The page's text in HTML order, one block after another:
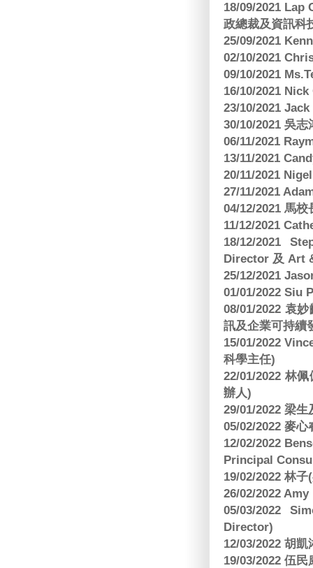
18/09/2021
政總裁及資訊科
25/09/2021
02/10/2021
09/10/2021
16/10/2021
23/10/2021
30/10/2021 吳
06/11/2021
13/11/2021
20/11/2021
27/11/2021
04/12/2021 馬
11/12/2021
18/12/2021
Director 及 Art
25/12/2021
01/01/2022 Siu
08/01/2022 袁
訊及企業可持續
15/01/2022
科學主任)
22/01/2022 林
辦人)
29/01/2022 梁
05/02/2022 麥
12/02/2022
Principal
19/02/2022 林
26/02/2022
05/03/2022
Director)
12/03/2022 胡
19/03/2022 伍